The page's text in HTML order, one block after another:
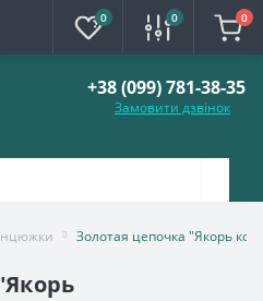
0 0 0
+38 (099) 781-38-35
Замовити дзвінок
Золотая цепочка "Якорь